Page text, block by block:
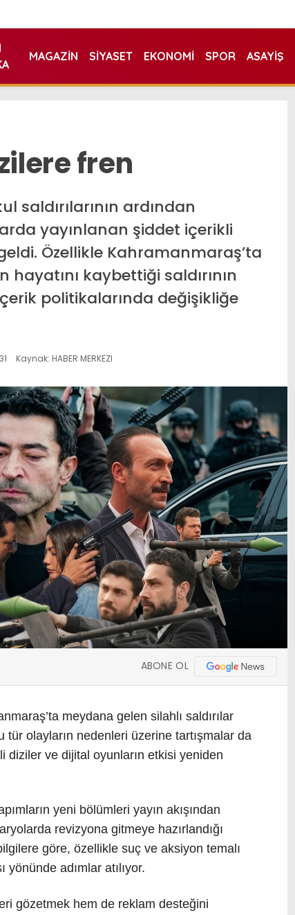
MAGAZIN SIYASET EKONOMI SPOR ASAYIŞ
fren
saldırılarının ardından
yayınlanan şiddet içerikli
Özellikle Kahramanmaraş’ta
kaybettiği saldırının
politikalarında değişikliğe
Kaynak: HABER MERKEZI
ABONE OL
meydana gelen silahlı saldırılar
tür olayların nedenleri üzerine tartışmalar da
diziler ve dijital oyunların etkisi yeniden
yeni bölümleri yayın akışından
revizyona gitmeye hazırlandığı
göre, özellikle suç ve aksiyon temalı
yönünde adımlar atılıyor.
gözetmek hem de reklam desteğini